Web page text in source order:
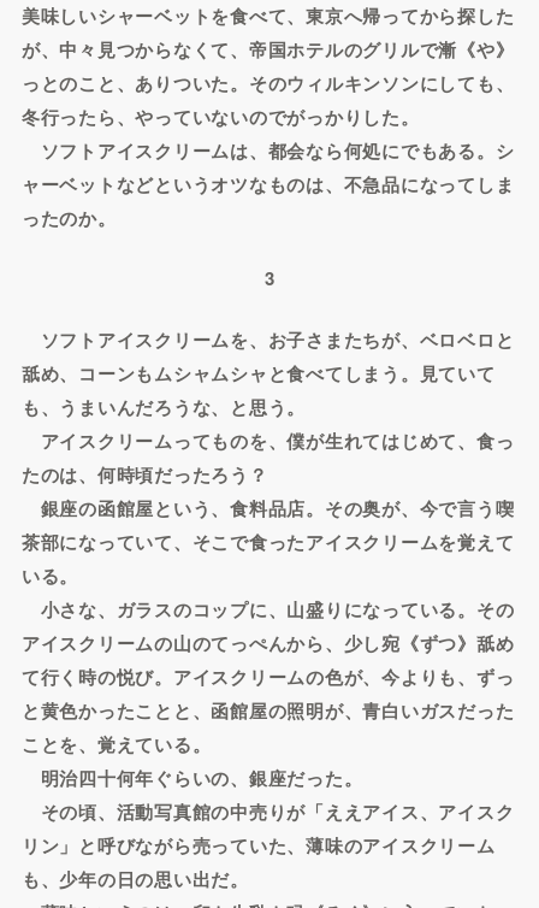
美味しいシャーベットを食べて、東京へ帰ってから探した
が、中々見つからなくて、帝国ホテルのグリルで漸《や》
っとのこと、ありついた。そのウィルキンソンにしても、
冬行ったら、やっていないのでがっかりした。
ソフトアイスクリームは、都会なら何処にでもある。シ
ャーベットなどというオツなものは、不急品になってしま
ったのか。
3
ソフトアイスクリームを、お子さまたちが、ベロベロと
舐め、コーンもムシャムシャと食べてしまう。見ていて
も、うまいんだろうな、と思う。
アイスクリームってものを、僕が生れてはじめて、食っ
たのは、何時頃だったろう？
銀座の函館屋という、食料品店。その奥が、今で言う喫
茶部になっていて、そこで食ったアイスクリームを覚えて
いる。
小さな、ガラスのコップに、山盛りになっている。その
アイスクリームの山のてっぺんから、少し宛《ずつ》舐め
て行く時の悦び。アイスクリームの色が、今よりも、ずっ
と黄色かったことと、函館屋の照明が、青白いガスだった
ことを、覚えている。
明治四十何年ぐらいの、銀座だった。
その頃、活動写真館の中売りが「ええアイス、アイスク
リン」と呼びながら売っていた、薄味のアイスクリーム
も、少年の日の思い出だ。